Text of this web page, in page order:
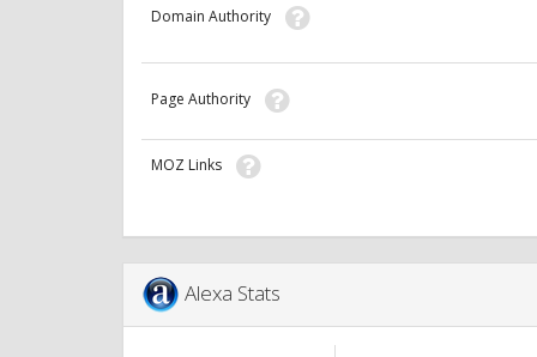
Domain Authority
Page Authority
MOZ Links
Alexa Stats